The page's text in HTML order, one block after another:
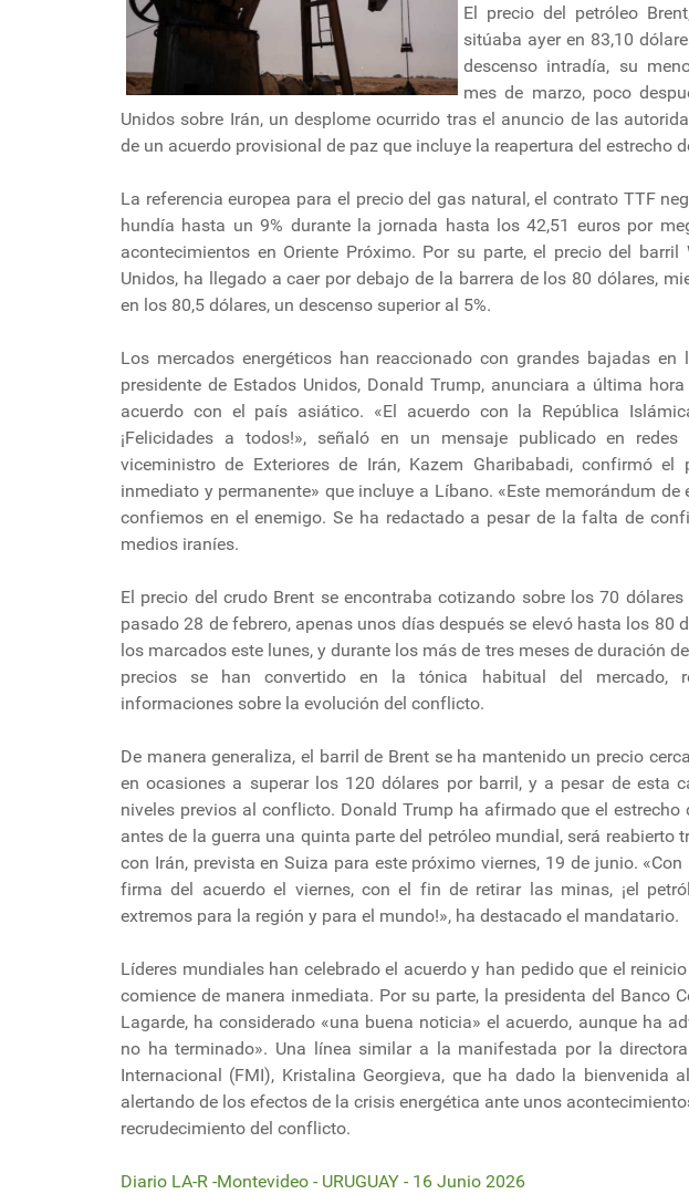
El precio del petróleo
sitúaba ayer en 83,10
descenso intradía, su
mes de marzo, poco
Unidos sobre Irán, un desplome ocurrido tras el anuncio de las
de un acuerdo provisional de paz que incluye la reapertura del estrecho
La referencia europea para el precio del gas natural, el contrato TTF
hundía hasta un 9% durante la jornada hasta los 42,51 euros por
acontecimientos en Oriente Próximo. Por su parte, el precio del barril
Unidos, ha llegado a caer por debajo de la barrera de los 80 dólares,
en los 80,5 dólares, un descenso superior al 5%.
Los mercados energéticos han reaccionado con grandes bajadas en
presidente de Estados Unidos, Donald Trump, anunciara a última
acuerdo con el país asiático. «El acuerdo con la República
¡Felicidades a todos!», señaló en un mensaje publicado en
viceministro de Exteriores de Irán, Kazem Gharibabadi, confirmó
inmediato y permanente» que incluye a Líbano. «Este memorándum
confiemos en el enemigo. Se ha redactado a pesar de la falta de
medios iraníes.
El precio del crudo Brent se encontraba cotizando sobre los 70
pasado 28 de febrero, apenas unos días después se elevó hasta los 80
los marcados este lunes, y durante los más de tres meses de duración
precios se han convertido en la tónica habitual del mercado,
informaciones sobre la evolución del conflicto.
De manera generaliza, el barril de Brent se ha mantenido un precio
en ocasiones a superar los 120 dólares por barril, y a pesar de esta
niveles previos al conflicto. Donald Trump ha afirmado que el estrecho
antes de la guerra una quinta parte del petróleo mundial, será reabierto
con Irán, prevista en Suiza para este próximo viernes, 19 de junio.
firma del acuerdo el viernes, con el fin de retirar las minas, ¡el
extremos para la región y para el mundo!», ha destacado el mandatario.
Líderes mundiales han celebrado el acuerdo y han pedido que el
comience de manera inmediata. Por su parte, la presidenta del Banco
Lagarde, ha considerado «una buena noticia» el acuerdo, aunque ha
no ha terminado». Una línea similar a la manifestada por la
Internacional (FMI), Kristalina Georgieva, que ha dado la bienvenida
alertando de los efectos de la crisis energética ante unos
recrudecimiento del conflicto.
Diario LA-R -Montevideo - URUGUAY - 16 Junio 2026